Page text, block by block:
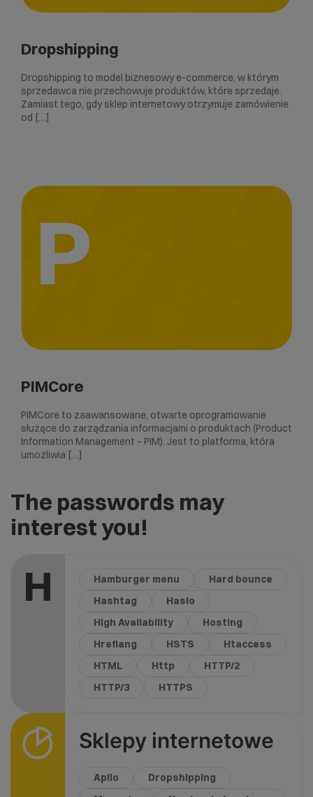
Dropshipping
Dropshipping to model biznesowy e-commerce, w którym
sprzedawca nie przechowuje produktów, które sprzedaje.
Zamiast tego, gdy sklep internetowy otrzymuje zamówienie
od […]
P
PIMCore
PIMCore to zaawansowane, otwarte oprogramowanie
służące do zarządzania informacjami o produktach (Product
Information Management – PIM). Jest to platforma, która
umożliwia […]
The passwords may
interest you!
H Hamburger menu
Hard bounce
Hashtag
Hasło
High Availability
Hosting
Hreflang
HSTS
Htaccess
HTML
Http
HTTP/2
HTTP/3
HTTPS
Sklepy internetowe
Apilo
Dropshipping